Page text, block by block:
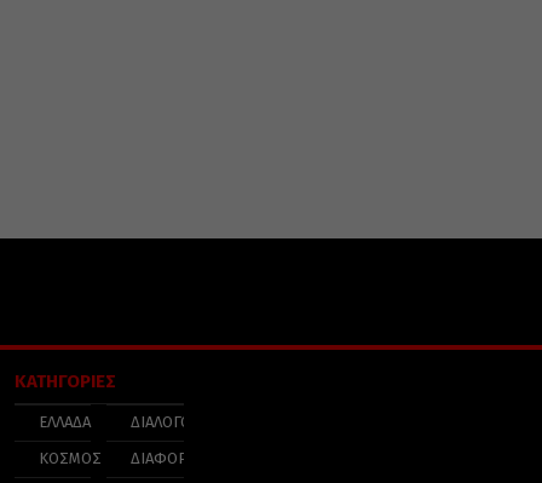
ΚΑΤΗΓΟΡΙΕΣ
ΕΛΛΑΔΑ
ΚΟΣΜΟΣ
ΔΙΑΛΟΓΟΣ
ΔΙΑΦΟΡΑ